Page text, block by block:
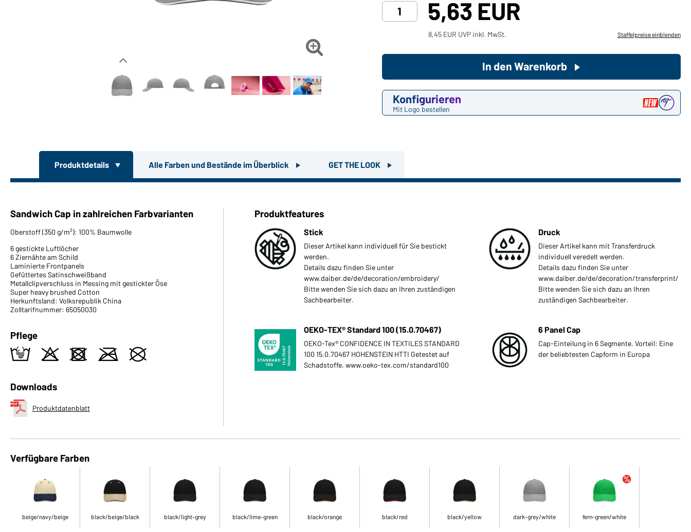
privaten Bedarf einkaufen?
Hier geht's zu unserem
Endkundenshop

5,63 EUR
8,45 EUR UVP inkl. MwSt. Staffelpreise einblenden
Konfigurieren
Mit Logo bestellen
In den Warenkorb
Produktdetails Alle Farben und Bestände im Überblick GET THE LOOK
Sandwich Cap in zahlreichen Farbvarianten
Oberstoff (350 g/m²): 100% Baumwolle
6 gestickte Luftlöcher
6 Ziernähte am Schild
Laminierte Frontpanels
Gefüttertes Satinschweißband
Metallclipverschluss in Messing mit gestickter Öse
Super heavy brushed Cotton
Herkunftsland: Volksrepublik China
Zolltarifnummer: 65050030
Pflege
t o d m U
Downloads
Produktdatenblatt
Produktfeatures
Stick
Dieser Artikel kann individuell für Sie bestickt
werden.
Details dazu finden Sie unter
www.daiber.de/de/decoration/embroidery/
Bitte wenden Sie sich dazu an Ihren zuständigen
Sachbearbeiter.
Druck
Dieser Artikel kann mit Transferdruck
individuell veredelt werden.
Details dazu finden Sie unter
www.daiber.de/de/decoration/transferprint/
Bitte wenden Sie sich dazu an Ihren
zuständigen Sachbearbeiter.
OEKO-TEX® Standard 100 (15.0.70467)
OEKO-Tex® CONFIDENCE IN TEXTILES STANDARD
100 15.0.70467 HOHENSTEIN HTTI Getestet auf
Schadstoffe. www.oeko-tex.com/standard100
6 Panel Cap
Cap-Einteilung in 6 Segmente. Vorteil: Eine
der beliebtesten Capform in Europa
Verfügbare Farben
beige/navy/beige black/beige/black black/light-grey black/lime-green black/orange black/red black/yellow dark-grey/white fern-green/white